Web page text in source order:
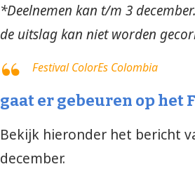
*Deelnemen kan t/m 3
de uitslag kan niet worden
Festival ColorEs Colombia
gaat er gebeuren op het
Bekijk hieronder het bericht
december.